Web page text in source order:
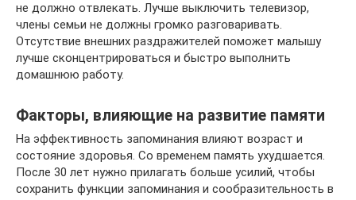
не должно отвлекать. Лучше выключить телевизор,
члены семьи не должны громко разговаривать.
Отсутствие внешних раздражителей поможет малышу
лучше сконцентрироваться и быстро выполнить
домашнюю работу.
Факторы, влияющие на развитие памяти
На эффективность запоминания влияют возраст и
состояние здоровья. Со временем память ухудшается.
После 30 лет нужно прилагать больше усилий, чтобы
сохранить функции запоминания и сообразительность в